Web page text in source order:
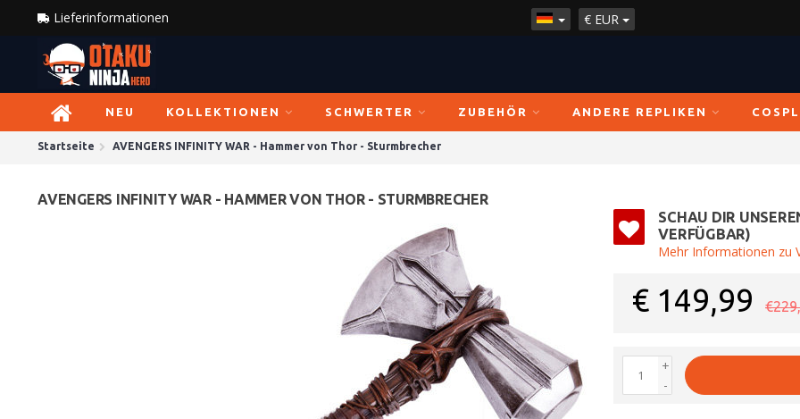
Lieferinformationen € EUR
NEU KOLLEKTIONEN SCHWERTER ZUBEHÖR ANDERE REPLIKEN
Startseite AVENGERS INFINITY WAR - Hammer von Thor - Sturmbrecher
AVENGERS INFINITY WAR - HAMMER VON THOR - STURMBRECHER
SCHAU DIR
VERFÜGBAR)
Mehr Informationen zu
€ 149,99
+
-